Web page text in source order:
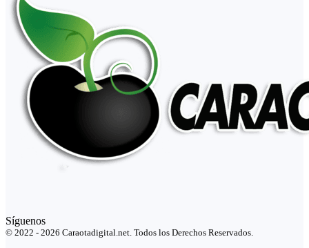
Síguenos
© 2022 - 2026 Caraotadigital.net. Todos los Derechos Reservados.